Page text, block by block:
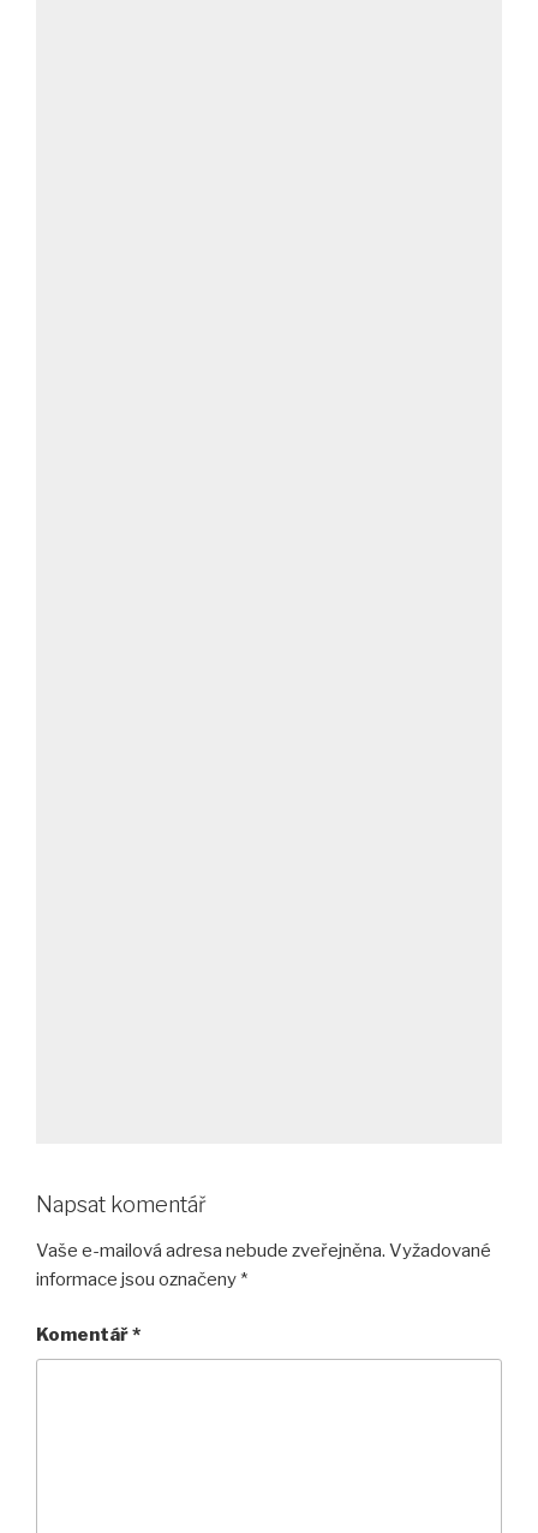
Napsat komentář
Vaše e-mailová adresa nebude zveřejněna. Vyžadované
informace jsou označeny *
Komentář*